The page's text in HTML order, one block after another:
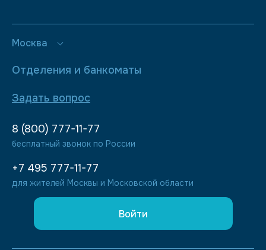
Москва
Отделения и банкоматы
Задать вопрос
8 (800) 777-11-77
бесплатный звонок по России
+7 495 777-11-77
для жителей Москвы и Московской области
Войти